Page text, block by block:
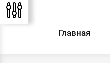
Главная